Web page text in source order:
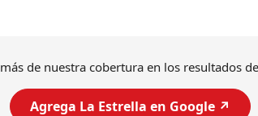
de nuestra cobertura en los resultados
Agrega La Estrella en Google ↗️